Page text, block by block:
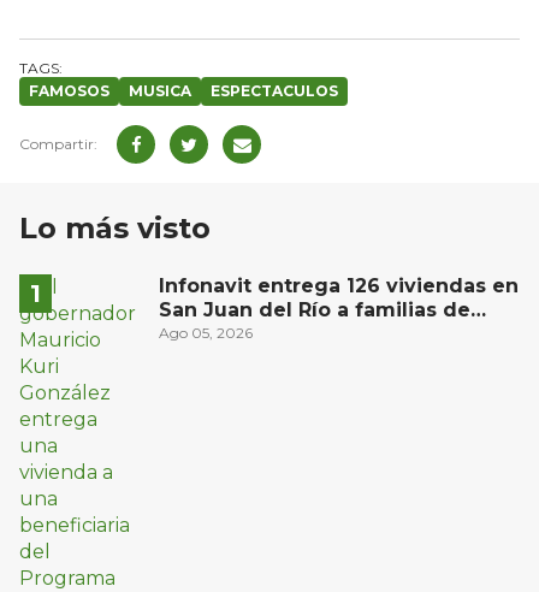
FAMOSOS MUSICA ESPECTACULOS
Lo más visto
Infonavit entrega 126 viviendas en
San Juan del Río a familias de
bajos ingresos
Ago 05, 2026